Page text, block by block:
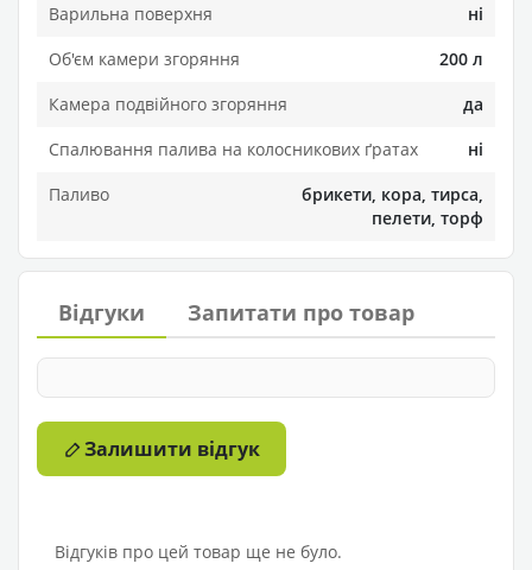
Варильна поверхня
ні
Об'єм камери згоряння
200 л
Камера подвійного згоряння
да
Спалювання палива на колосникових ґратах
ні
Паливо
брикети, кора, тирса,
пелети, торф
Відгуки Запитати про товар
Залишити відгук
Відгуків про цей товар ще не було.